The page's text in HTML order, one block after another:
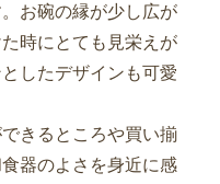
お碗の縁が少し広が
時にとても見栄えが
したデザインも可愛
きるところや買い揃
器のよさを身近に感